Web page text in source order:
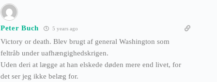
Peter Buch 5 years ago
Victory or death. Blev brugt af general Washington som
feltråb under uafhængighedskrigen.
Uden deri at lægge at han elskede døden mere end livet, for
det ser jeg ikke belæg for.